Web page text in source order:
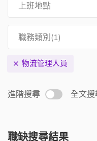
上班地點
職務類別(1)
物流管理人員
進階搜尋 全文
職缺搜尋結果